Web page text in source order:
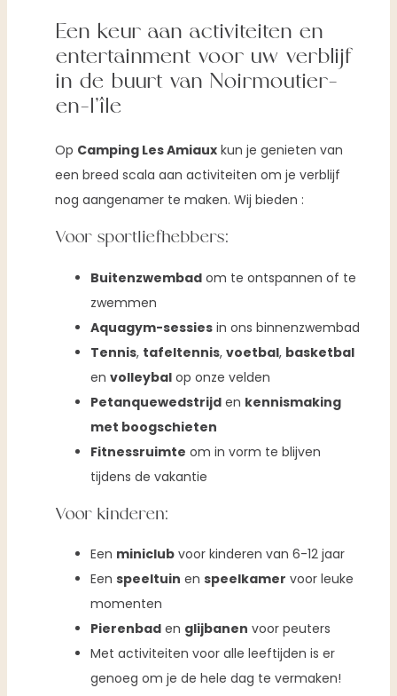
Een keur aan activiteiten en
entertainment voor uw verblijf
in de buurt van Noirmoutier-
en-l’île
Op Camping Les Amiaux kun je genieten van
een breed scala aan activiteiten om je verblijf
nog aangenamer te maken. Wij bieden :
Voor sportliefhebbers:
Buitenzwembad om te ontspannen of te
zwemmen
Aquagym-sessies in ons binnenzwembad
Tennis, tafeltennis,voetbal, basketbal
envolleybal op onze velden
Petanquewedstrijd en kennismaking
met boogschieten
Fitnessruimte om in vorm te blijven
tijdens de vakantie
Voor kinderen:
Een miniclub voor kinderen van 6-12 jaar
Eenspeeltuin enspeelkamer voor leuke
momenten
Pierenbad en glijbanen voor peuters
Met activiteiten voor alle leeftijden is er
genoeg om je de hele dag te vermaken!